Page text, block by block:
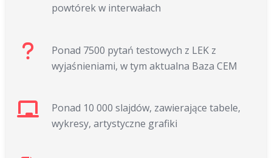
powtórek w interwałach
Ponad 7500 pytań testowych z LEK z
wyjaśnieniami, w tym aktualna Baza CEM
Ponad 10 000 slajdów, zawierające tabele,
wykresy, artystyczne grafiki